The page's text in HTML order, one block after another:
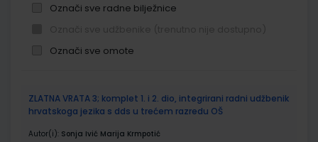
Označi sve radne bilježnice
Označi sve omote
proizvodi
ZLATNA VRATA 3; komplet 1. i 2. dio, integrirani radni udžbenik
hrvatskoga jezika s dds u trećem razredu OŠ
Autor(i): Sonja Ivić Marija Krmpotić